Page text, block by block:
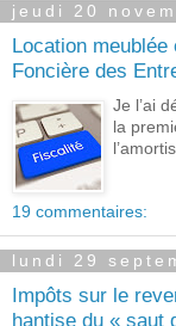
jeudi 20
Location
Foncière des
Je l’ai
la
19 commentaires:
lundi 29
Impôts sur le
hantise du « saut